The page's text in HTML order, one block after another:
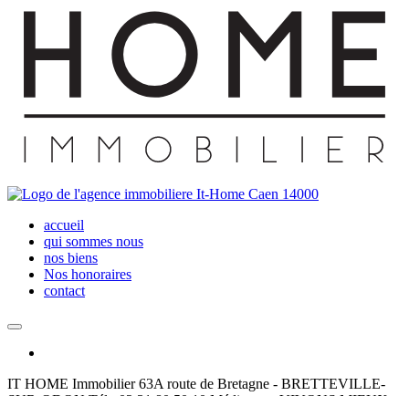
accueil
qui sommes nous
nos biens
Nos honoraires
contact
IT HOME Immobilier 63A route de Bretagne - BRETTEVILLE-